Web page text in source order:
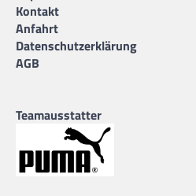
Kontakt
Anfahrt
Datenschutzerklärung
AGB
Teamausstatter